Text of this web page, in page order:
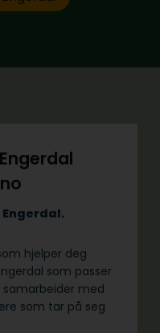
hjelper deg
som passer
samarbeider med
som tar på seg